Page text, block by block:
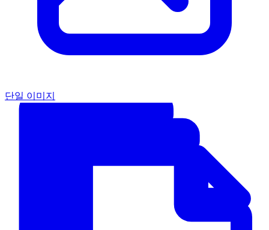
단일 이미지